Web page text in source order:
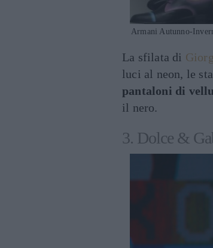
Armani Autunno-
La sfilata di
luci al neon, le
pantaloni di
il nero.
3. Dolce &